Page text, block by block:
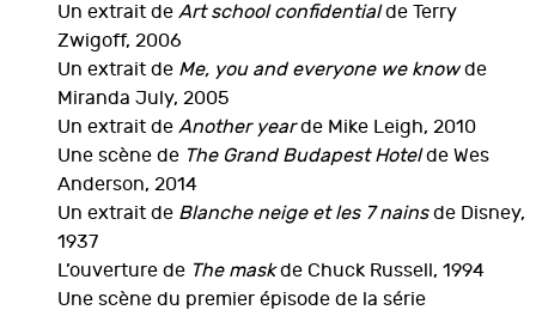
Un extrait de Art school confidentialde Terry
Zwigoff, 2006
Un extrait de Me, you and everyone we knowde
Miranda July, 2005
Un extrait de Another yearde Mike Leigh, 2010
Une scène de The Grand Budapest Hotelde Wes
Anderson, 2014
Un extrait de Blanche neige et les 7 nainsde Disney,
1937
L’ouverture de The maskde Chuck Russell, 1994
Une scène du premier épisode de la série